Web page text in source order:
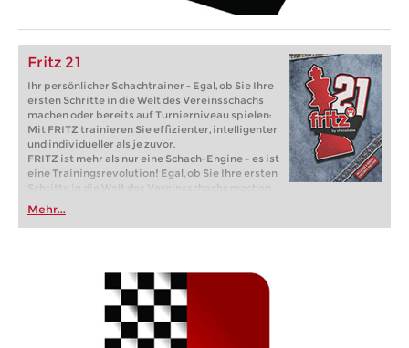
Fritz 21
Ihr persönlicher Schachtrainer - Egal, ob Sie Ihre
ersten Schritte in die Welt des Vereinsschachs
machen oder bereits auf Turnierniveau spielen:
Mit FRITZ trainieren Sie effizienter, intelligenter
und individueller als je zuvor.
FRITZ ist mehr als nur eine Schach-Engine – es ist
eine Trainingsrevolution! Egal, ob Sie Ihre ersten
Schritte in die Welt des Vereinsschachs machen
oder bereits auf Turnierniveau spielen: Mit
FRITZ trainieren Sie effizienter, intelligenter und
individueller als je zuvor.
Mehr...